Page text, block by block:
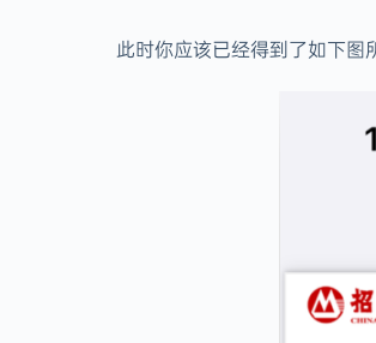
此时你应该已经得到了如下图